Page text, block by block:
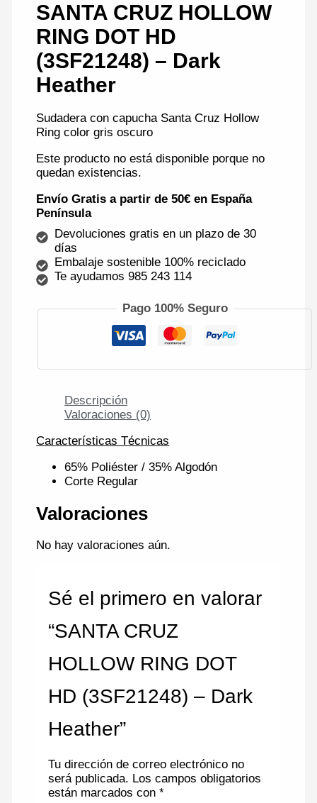
SANTA CRUZ HOLLOW
RING DOT HD
(3SF21248) – Dark
Heather
Sudadera con capucha Santa Cruz Hollow
Ring color gris oscuro
Este producto no está disponible porque no
quedan existencias.
Envío Gratis a partir de 50€ en España
Península
Devoluciones gratis en un plazo de 30
días
Embalaje sostenible 100% reciclado
Te ayudamos 985 243 114
Pago 100% Seguro
Descripción
Valoraciones (0)
Características Técnicas
65% Poliéster / 35% Algodón
Corte Regular
Valoraciones
No hay valoraciones aún.
Sé el primero en valorar
“SANTA CRUZ
HOLLOW RING DOT
HD (3SF21248) – Dark
Heather”
Tu dirección de correo electrónico no
será publicada. Los campos obligatorios
están marcados con*